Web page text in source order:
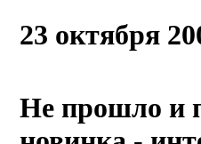
23 октября
Не прошло и